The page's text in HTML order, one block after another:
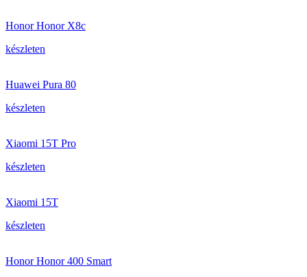
Honor Honor X8c
készleten
Huawei Pura 80
készleten
Xiaomi 15T Pro
készleten
Xiaomi 15T
készleten
Honor Honor 400 Smart